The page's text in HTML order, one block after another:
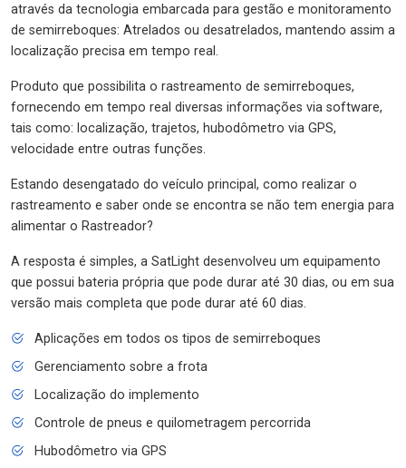
através da tecnologia embarcada para gestão e monitoramento
de semirreboques: Atrelados ou desatrelados, mantendo assim a
localização precisa em tempo real.
Produto que possibilita o rastreamento de semirreboques,
fornecendo em tempo real diversas informações via software,
tais como: localização, trajetos, hubodômetro via GPS,
velocidade entre outras funções.
Estando desengatado do veículo principal, como realizar o
rastreamento e saber onde se encontra se não tem energia para
alimentar o Rastreador?
A resposta é simples, a SatLight desenvolveu um equipamento
que possui bateria própria que pode durar até 30 dias, ou em sua
versão mais completa que pode durar até 60 dias.
Aplicações em todos os tipos de semirreboques
Gerenciamento sobre a frota
Localização do implemento
Controle de pneus e quilometragem percorrida
Hubodômetro via GPS